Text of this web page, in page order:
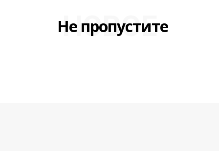
Не пропустите
НОВОЕ